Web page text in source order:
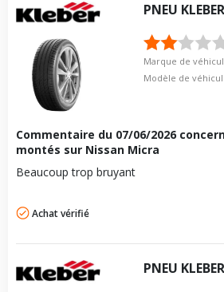
PNEU KLEBER
Marque de
Modèle de
Commentaire du 07/06/2026
montés sur Nissan Micra
Beaucoup trop bruyant
Achat vérifié
PNEU KLEBER